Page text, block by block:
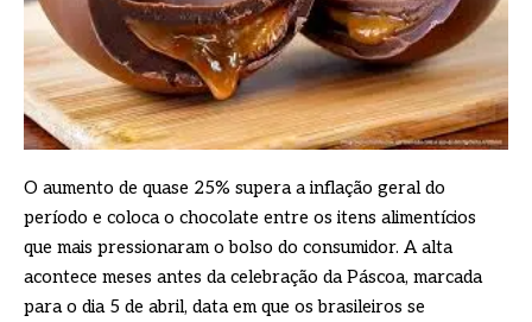
O aumento de quase 25% supera a inflação geral do
período e coloca o chocolate entre os itens alimentícios
que mais pressionaram o bolso do consumidor. A alta
acontece meses antes da celebração da Páscoa, marcada
para o dia 5 de abril, data em que os brasileiros se